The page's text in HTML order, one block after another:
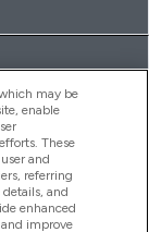
as
may be
enable
These
and
referring
and
enhanced
improve